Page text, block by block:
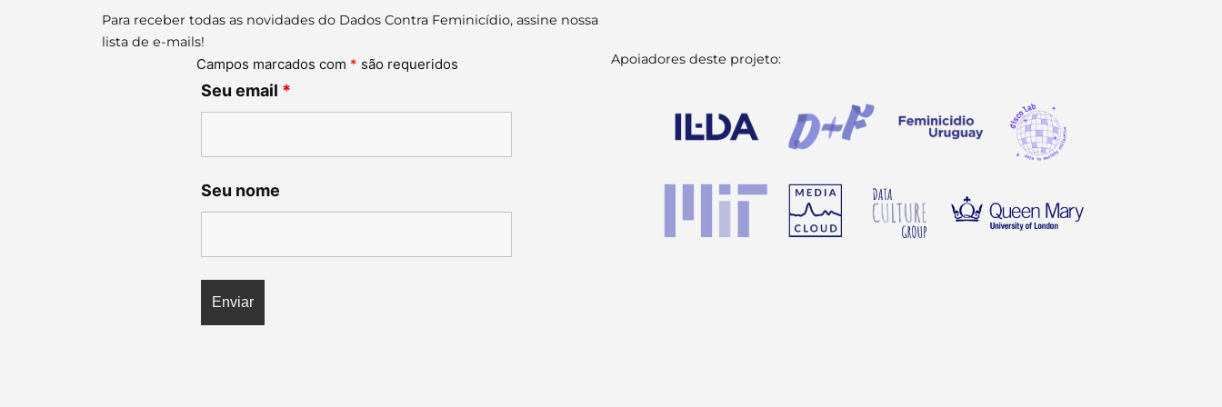
Para receber todas as novidades do Dados Contra Feminicídio, assine nossa
lista de e-mails!
Campos marcados com * são requeridos
Seu email *
Seu nome
Apoiadores deste projeto: